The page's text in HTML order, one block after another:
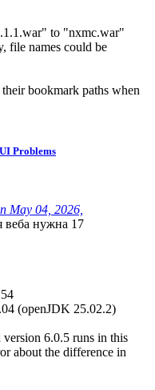
to "nxmc.war"
file names could be
bookmark paths when
Problems
May 04, 2026,
веба нужна 17
(openJDK 25.02.2)
6.0.5 runs in this
about the difference in